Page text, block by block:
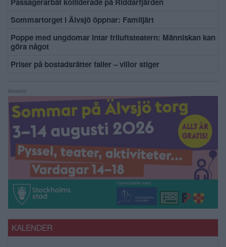
Sommartorget i Älvsjö öppnar: Familjärt
Poppe med ungdomar intar friluftsteatern: Människan kan
göra något
Priser på bostadsrätter faller – villor stiger
Annons:
KALENDER